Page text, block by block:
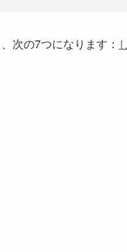
次の7つになります：